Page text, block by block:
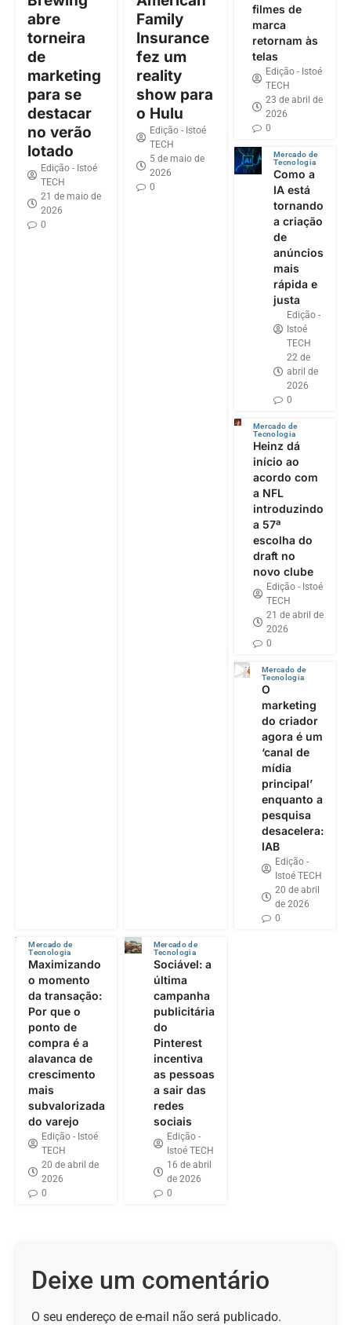
abre
torneira
de
marketing
para se
destacar
no verão
lotado
Edição - Istoé
TECH
21 de maio de
2026
0
Family
Insurance
fez um
reality
show para
o Hulu
Edição - Istoé
TECH
5 de maio de
2026
0
filmes de
marca
retornam às
telas
Edição - Istoé
TECH
23 de abril de
2026
0
Mercado de
Tecnologia
Como a
IA está
tornando
a criação
de
anúncios
mais
rápida e
justa
Edição -
Istoé
TECH
22 de
abril de
2026
0
Mercado de
Tecnologia
Heinz dá
início ao
acordo com
a NFL
introduzindo
a 57ª
escolha do
draft no
novo clube
Edição - Istoé
TECH
21 de abril de
2026
0
Mercado de
Tecnologia
O
marketing
do criador
agora é um
‘canal de
mídia
principal’
enquanto a
pesquisa
desacelera:
IAB
Edição -
Istoé TECH
20 de abril
de 2026
0
Mercado de
Tecnologia
Maximizando
o momento
da transação:
Por que o
ponto de
compra é a
alavanca de
crescimento
mais
subvalorizada
do varejo
Edição - Istoé
TECH
20 de abril de
2026
0
Mercado de
Tecnologia
Sociável: a
última
campanha
publicitária
do
Pinterest
incentiva
as pessoas
a sair das
redes
sociais
Edição -
Istoé TECH
16 de abril
de 2026
0
Deixe um comentário
O seu endereço de e-mail não será publicado.